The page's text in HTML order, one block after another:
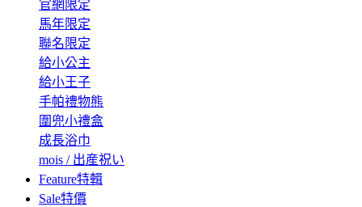
官網限定
馬年限定
聯名限定
給小公主
給小王子
手帕禮物熊
圍兜小禮盒
成長浴巾
mois / 出産祝い
Feature特輯
Sale特價